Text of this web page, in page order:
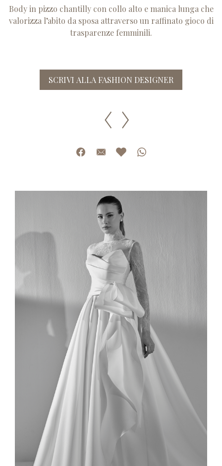
Body in pizzo chantilly con collo alto e manica lunga che
valorizza l’abito da sposa attraverso un raffinato gioco di
trasparenze femminili.
SCRIVI ALLA FASHION DESIGNER